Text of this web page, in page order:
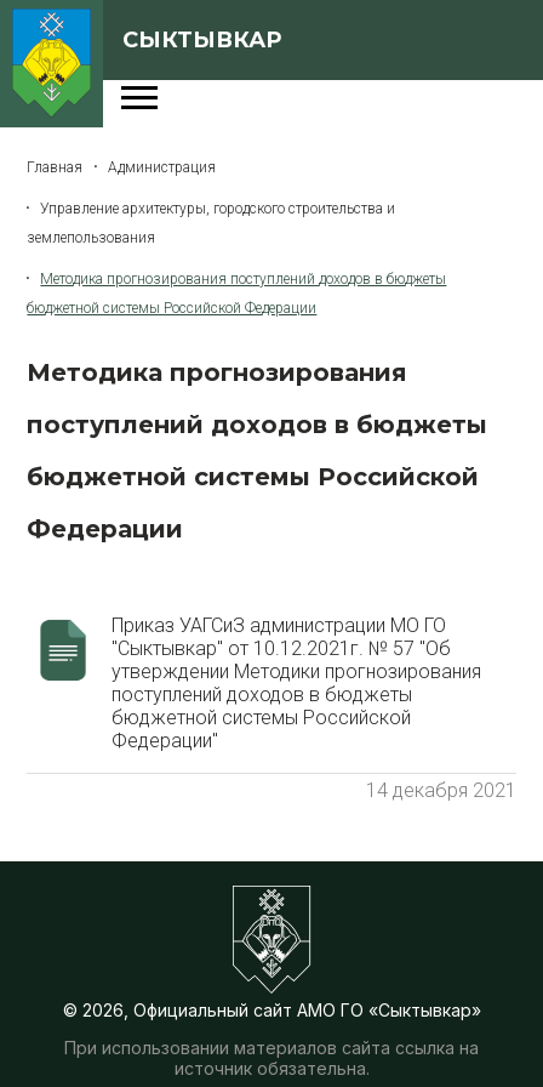
СЫКТЫВКАР
Генеральный план
О Сыктывкаре
Архивная версия сайта
Версия для слабовидящих
Главная Администрация
Управление архитектуры, городского строительства и
землепользования
Методика прогнозирования поступлений доходов в бюджеты
бюджетной системы Российской Федерации
Методика прогнозирования
поступлений доходов в бюджеты
бюджетной системы Российской
Федерации
Приказ УАГСиЗ администрации МО ГО
"Сыктывкар" от 10.12.2021г. № 57 "Об
утверждении Методики прогнозирования
поступлений доходов в бюджеты
бюджетной системы Российской
Федерации"
14 декабря 2021
© 2026, Официальный сайт АМО ГО «Сыктывкар»
При использовании материалов сайта ссылка на
источник обязательна.